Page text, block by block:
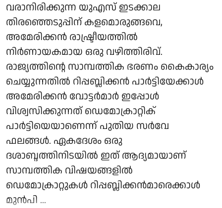
വരാനിരിക്കുന്ന യുഎസ് ഇടക്കാല
തിരഞ്ഞെടുപ്പിന് കളമൊരുങ്ങവെ,
അമേരിക്കൻ രാഷ്ട്രീയത്തിൽ
നിർണായകമായ ഒരു വഴിത്തിരിവ്.
രാജ്യത്തിന്റെ സാമ്പത്തിക ഭരണം കൈകാര്യം
ചെയ്യുന്നതിൽ റിപ്പബ്ലിക്കൻ പാർട്ടിയേക്കാൾ
അമേരിക്കൻ വോട്ടർമാർ ഇപ്പോൾ
വിശ്വസിക്കുന്നത് ഡെമോക്രാറ്റിക്
പാർട്ടിയെയാണെന്ന് പുതിയ സർവേ
ഫലങ്ങൾ. ഏകദേശം ഒരു
ദശാബ്ദത്തിനിടയിൽ ഇത് ആദ്യമായാണ്
സാമ്പത്തിക വിഷയങ്ങളിൽ
ഡെമോക്രാറ്റുകൾ റിപ്പബ്ലിക്കൻമാരെക്കാൾ
മുൻപി ...